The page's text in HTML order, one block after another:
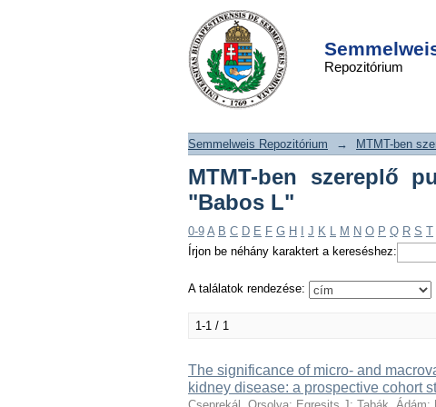
Repozitórium
MTMT-ben
tallózása szerző
DSpace/Manakin Repository
Semmelweis Repozitórium → MTMT-ben
MTMT-ben szereplő
"Babos L"
0-9 A B C D E F G H J K L M N O P Q R S T
Írjon be néhány karaktert a kereséshez:
A találatok rendezése:
1-1 / 1
The significance of micro- and
kidney disease: a prospective cohort